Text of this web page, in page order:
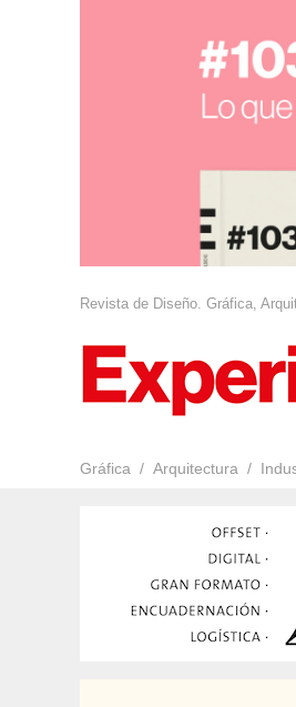
Revista de Diseño. Gráfica,
Gráfica Arquitectura